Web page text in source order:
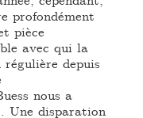
profondément
pièce
avec qui la
depuis
nous a
Une disparation